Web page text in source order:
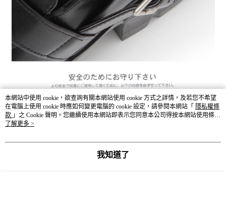
本網站中使用 cookie，欲查詢有關本網站使用 cookie 方式之詳情，及若您不希望
在電腦上使用 cookie 時應如何變更電腦的 cookie 設定，請參閱本網站「 隱私權條
款 」之 Cookie 聲明。您繼續使用本網站即表示您同意本公司得按本網站使用條款
之 Cookie 聲明使用 cookie。
了解更多 >
我知道了